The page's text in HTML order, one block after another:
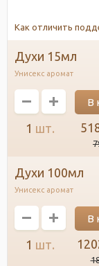
Как отличить
духи 15мл
Унисекс аромат
1 шт.
духи 100мл
Унисекс аромат
1 шт.